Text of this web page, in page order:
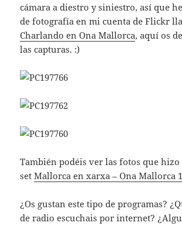
cámara a diestro y siniestro, así que
de fotografía en mi cuenta de Flickr
Charlando en Ona Mallorca, aquí os
las capturas. :)
También podéis ver las fotos que
setMallorca en xarxa – Ona Mallorca
¿Os gustan este tipo de programas?
de radio escuchais por internet?